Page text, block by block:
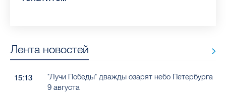
Лента новостей
15:13
"Лучи Победы" дважды озарят небо Петербурга
9 августа